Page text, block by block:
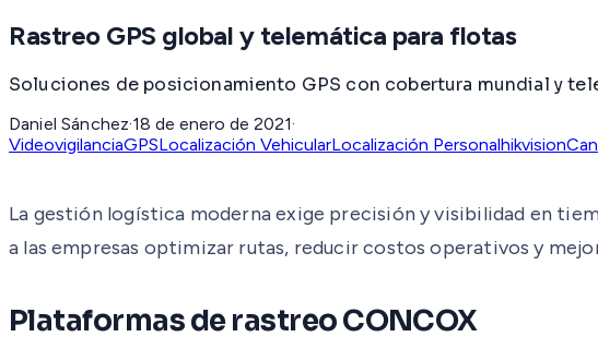
Rastreo GPS global y telemática para flotas
Soluciones de posicionamiento GPS con cobertura mundial y
Daniel Sánchez·18 de enero de 2021·
VideovigilanciaGPSLocalización VehicularLocalización Personalhikvision
La gestión logística moderna exige precisión y visibilidad en
a las empresas optimizar rutas, reducir costos operativos y
Plataformas de rastreo CONCOX